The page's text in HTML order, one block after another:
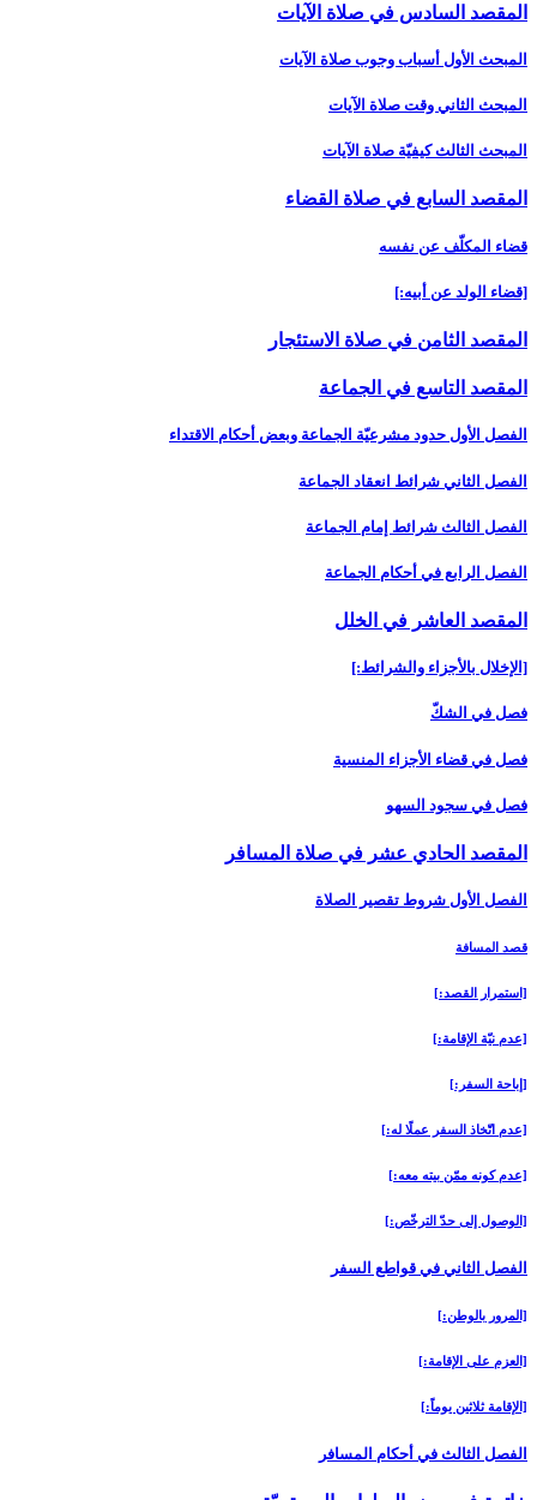
المقصد السادس في صلاة الآيات‏
المبحث الأول أسباب وجوب صلاة الآيات‏
المبحث الثاني وقت صلاة الآيات‏
المبحث الثالث كيفيّة صلاة الآيات‏
المقصد السابع في صلاة القضاء
قضاء المكلّف عن نفسه
[قضاء الولد عن أبيه:]
المقصد الثامن في صلاة الاستئجار
المقصد التاسع في الجماعة
الفصل الأول حدود مشرعيّة الجماعة وبعض أحكام الاقتداء
الفصل الثاني شرائط انعقاد الجماعة
الفصل الثالث شرائط إمام الجماعة
الفصل الرابع في أحكام الجماعة
المقصد العاشر في الخلل‏
[الإخلال بالأجزاء والشرائط:]
فصل في الشكّ
فصل في قضاء الأجزاء المنسية
فصل في سجود السهو
المقصد الحادي عشر في صلاة المسافر
الفصل الأول شروط تقصير الصلاة
قصد المسافة
[استمرار القصد:]
[عدم نيّة الإقامة:]
[إباحة السفر:]
[عدم اتّخاذ السفر عملًا له:]
[عدم كونه ممّن بيته معه:]
[الوصول إلى حدّ الترخّص:]
الفصل الثاني في قواطع السفر
[المرور بالوطن:]
[العزم على الإقامة:]
[الإقامة ثلاثين يوماً:]
الفصل الثالث في أحكام المسافر